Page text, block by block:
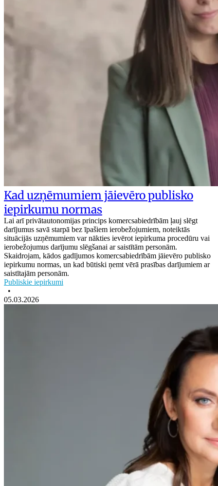
Kad uzņēmumiem jāievēro publisko
iepirkumu normas
Lai arī privātautonomijas princips komercsabiedrībām ļauj slēgt
darījumus savā starpā bez īpašiem ierobežojumiem, noteiktās
situācijās uzņēmumiem var nākties ievērot iepirkuma procedūru vai
ierobežojumus darījumu slēgšanai ar saistītām personām.
Skaidrojam, kādos gadījumos komercsabiedrībām jāievēro publisko
iepirkumu normas, un kad būtiski ņemt vērā prasības darījumiem ar
saistītajām personām.
Publiskie iepirkumi
•
05.03.2026